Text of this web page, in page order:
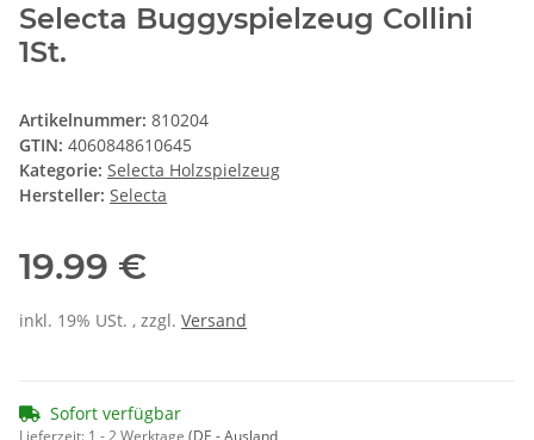
Selecta Buggyspielzeug Collini
1St.
Artikelnummer: 810204
GTIN: 4060848610645
Kategorie: Selecta Holzspielzeug
Hersteller: Selecta
19.99 €
inkl. 19% USt. , zzgl. Versand
Sofort verfügbar
Lieferzeit: 1 - 2 Werktage (DE - Ausland